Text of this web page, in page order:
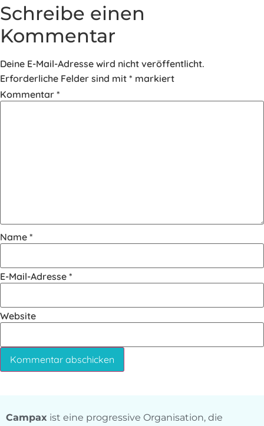
Schreibe einen
Kommentar
Deine E-Mail-Adresse wird nicht veröffentlicht.
Erforderliche Felder sind mit * markiert
Kommentar *
Name *
E-Mail-Adresse *
Website
Campax ist eine progressive Organisation, die